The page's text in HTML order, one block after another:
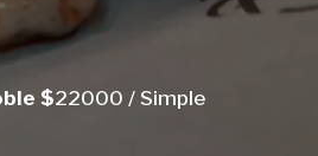
$22000 / Simple